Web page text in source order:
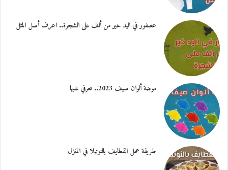
عصفور في اليد خير من ألف على الشجرة.. اعرف أصل المثل
موضة ألوان صيف 2023.. تعرفي عليها
طريقة عمل القطايف بالنوتيلا في المنزل